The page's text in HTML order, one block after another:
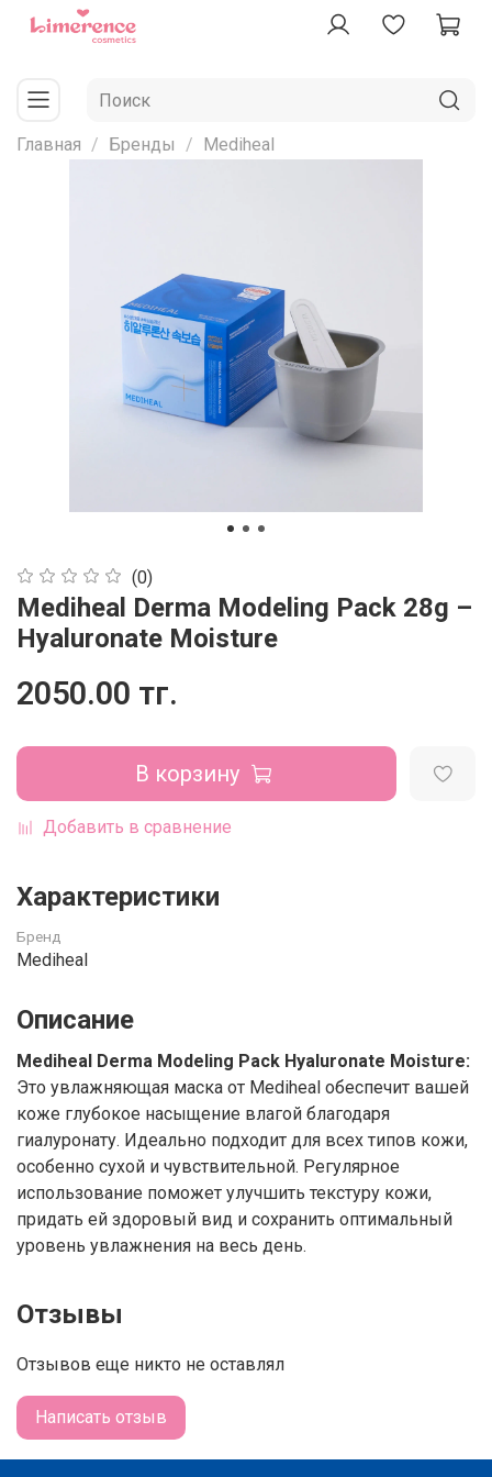
Главная Бренды Mediheal
(0)
Mediheal Derma Modeling Pack 28g –
Hyaluronate Moisture
2050.00 тг.
В корзину
Добавить в сравнение
Характеристики
Бренд
Mediheal
Описание
Mediheal Derma Modeling Pack Hyaluronate Moisture:
Это увлажняющая маска от Mediheal обеспечит вашей
коже глубокое насыщение влагой благодаря
гиалуронату. Идеально подходит для всех типов кожи,
особенно сухой и чувствительной. Регулярное
использование поможет улучшить текстуру кожи,
придать ей здоровый вид и сохранить оптимальный
уровень увлажнения на весь день.
Отзывы
Отзывов еще никто не оставлял
Написать отзыв